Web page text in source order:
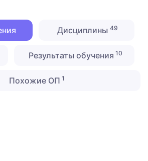
Дисциплины 49
Результаты обучения 10
Похожие ОП 1